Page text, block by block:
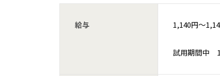
給与 1,140円〜
試用期間中